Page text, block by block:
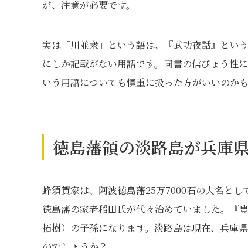
が、注意が必要です。
実は「川並衆」という語は、『武功夜話』とい
にしか記載がない用語です。同書の信ぴょう性
いう用語についても慎重に扱った方がいいのか
徳島藩領の淡路島が兵庫
蜂須賀家は、阿波徳島藩25万7000石の大名と
徳島藩の家老稲田氏が代々治めていました。『
拓樹）の子孫になります。淡路島は現在、兵庫